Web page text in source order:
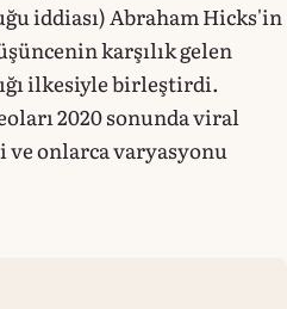
iddiası) Abraham Hicks'in
karşılık gelen
ilkesiyle birleştirdi.
2020 sonunda viral
ve onlarca varyasyonu